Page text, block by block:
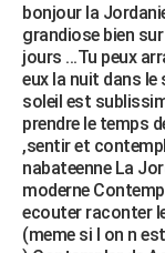
bonjour la
grandiose bien
jours ...Tu peux
eux la nuit dans
soleil est
prendre le temps
,sentir et
nabateenne La
moderne
ecouter raconter
(meme si l on n